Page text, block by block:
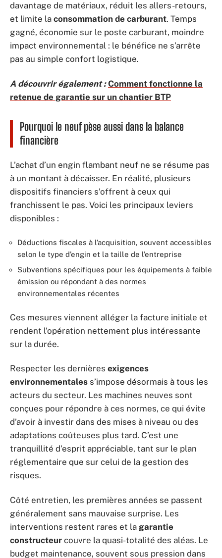
davantage de matériaux, réduit les allers-retours,
et limite la consommation de carburant. Temps
gagné, économie sur le poste carburant, moindre
impact environnemental : le bénéfice ne s’arrête
pas au simple confort logistique.
A découvrir également : Comment fonctionne la
retenue de garantie sur un chantier BTP
Pourquoi le neuf pèse aussi dans la balance
financière
L’achat d’un engin flambant neuf ne se résume pas
à un montant à décaisser. En réalité, plusieurs
dispositifs financiers s’offrent à ceux qui
franchissent le pas. Voici les principaux leviers
disponibles :
Déductions fiscales à l’acquisition, souvent accessibles
selon le type d’engin et la taille de l’entreprise
Subventions spécifiques pour les équipements à faible
émission ou répondant à des normes
environnementales récentes
Ces mesures viennent alléger la facture initiale et
rendent l’opération nettement plus intéressante
sur la durée.
Respecter les dernières exigences
environnementales s’impose désormais à tous les
acteurs du secteur. Les machines neuves sont
conçues pour répondre à ces normes, ce qui évite
d’avoir à investir dans des mises à niveau ou des
adaptations coûteuses plus tard. C’est une
tranquillité d’esprit appréciable, tant sur le plan
réglementaire que sur celui de la gestion des
risques.
Côté entretien, les premières années se passent
généralement sans mauvaise surprise. Les
interventions restent rares et la garantie
constructeur couvre la quasi-totalité des aléas. Le
budget maintenance, souvent sous pression dans